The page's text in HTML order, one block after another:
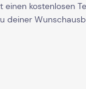
einen kostenlosen
deiner